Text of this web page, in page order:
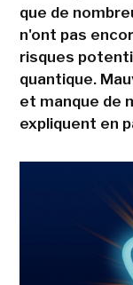
que de
n'ont pas
risques
quantique.
et manque de
expliquent en